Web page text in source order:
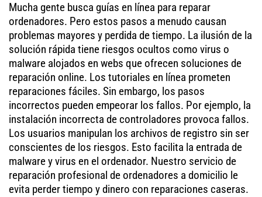
Mucha gente busca guías en línea para reparar
ordenadores. Pero estos pasos a menudo causan
problemas mayores y perdida de tiempo. La ilusión de la
solución rápida tiene riesgos ocultos como virus o
malware alojados en webs que ofrecen soluciones de
reparación online. Los tutoriales en línea prometen
reparaciones fáciles. Sin embargo, los pasos
incorrectos pueden empeorar los fallos. Por ejemplo, la
instalación incorrecta de controladores provoca fallos.
Los usuarios manipulan los archivos de registro sin ser
conscientes de los riesgos. Esto facilita la entrada de
malware y virus en el ordenador. Nuestro servicio de
reparación profesional de ordenadores a domicilio le
evita perder tiempo y dinero con reparaciones caseras.